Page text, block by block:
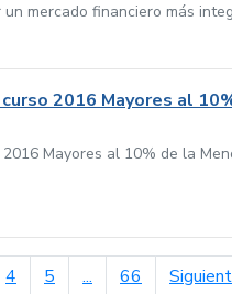
mercado financiero más
2016 Mayores al
Mayores al 10% de la
4 5 ... 66